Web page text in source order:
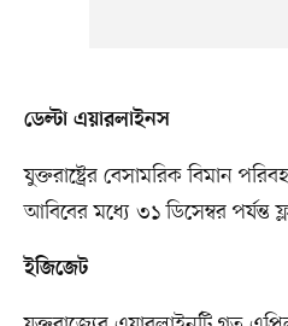
ডেল্টা এয়ারলাইনস
যুক্তরাষ্ট্রের বেসামরিক বিমান
আবিবের মধ্যে ৩১ ডিসেম্বর পর্যন্ত
ইজিজেট